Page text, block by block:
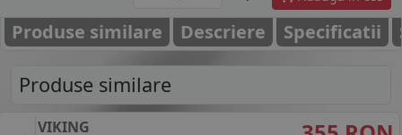
Produse similare Descriere Specificatii
Produse similare
VIKING